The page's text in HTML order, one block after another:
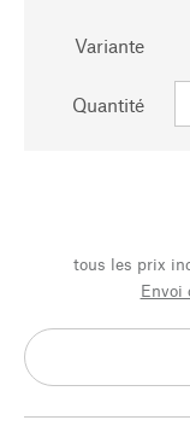
Variante
Quantité
tous les prix
Envoi